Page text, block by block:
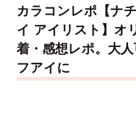
カラコンレポ【ナ
イ アイリスト】オ
着・感想レポ。大
フアイに